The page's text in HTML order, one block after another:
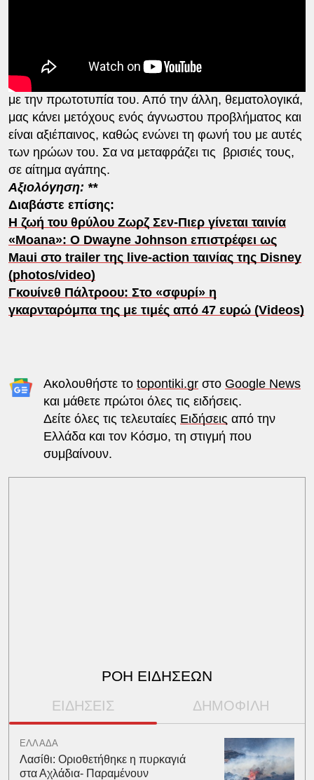
απόρριψη ως ξένο και επικίνδυνο σώμα- αγώνας για
την αποδοχή-δικαίωση. Σίγουρα δεν θα μας ξάφνιαζε
με την πρωτοτυπία του. Από την άλλη, θεματολογικά,
μας κάνει μετόχους ενός άγνωστου προβλήματος και
είναι αξιέπαινος, καθώς ενώνει τη φωνή του με αυτές
των ηρώων του. Σα να μεταφράζει τις βρισιές τους,
σε αίτημα αγάπης.
Αξιολόγηση: **
Διαβάστε επίσης:
Η ζωή του θρύλου Ζωρζ Σεν-Πιερ γίνεται ταινία
«Moana»: O Dwayne Johnson επιστρέφει ως
Maui στο trailer της live-action ταινίας της Disney
(photos/video)
Γκουίνεθ Πάλτροου: Στο «σφυρί» η
γκαρνταρόμπα της με τιμές από 47 ευρώ (Videos)
Ακολουθήστε το topontiki.grστο Google News
και μάθετε πρώτοι όλες τις ειδήσεις.
Δείτε όλες τις τελευταίες Ειδήσεις από την
Ελλάδα και τον Κόσμο, τη στιγμή που
συμβαίνουν.
ΡΟΗ ΕΙΔΗΣΕΩΝ
ΕΙΔΗΣΕΙΣ ΔΗΜΟΦΙΛΗ
ΕΛΛΑΔΑ
Λασίθι: Οριοθετήθηκε η πυρκαγιά
στα Αχλάδια- Παραμένουν